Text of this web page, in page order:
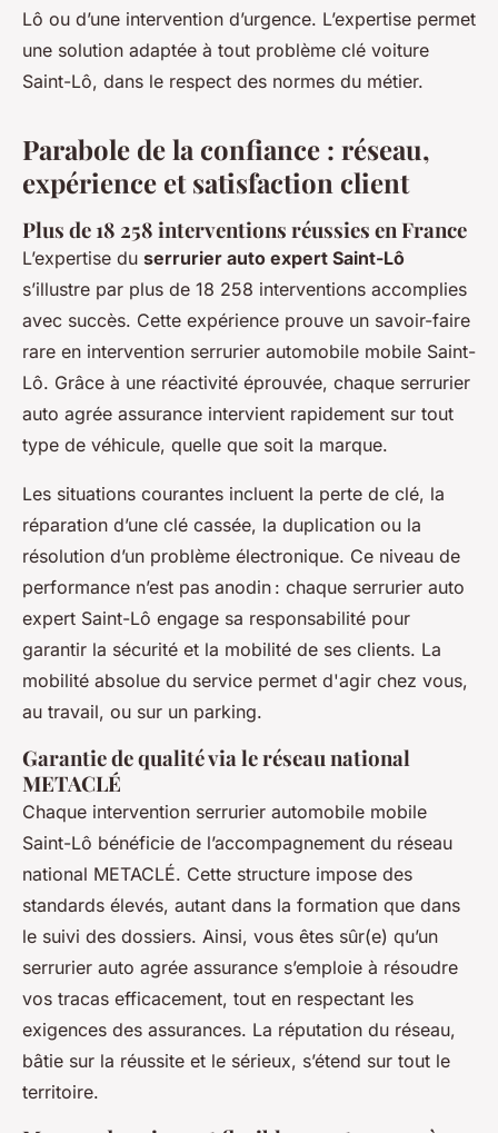
Lô ou d’une intervention d’urgence. L’expertise permet
une solution adaptée à tout problème clé voiture
Saint-Lô, dans le respect des normes du métier.
Parabole de la confiance : réseau,
expérience et satisfaction client
Plus de 18 258 interventions réussies en France
L’expertise du serrurier auto expert Saint-Lô
s’illustre par plus de 18 258 interventions accomplies
avec succès. Cette expérience prouve un savoir-faire
rare en intervention serrurier automobile mobile Saint-
Lô. Grâce à une réactivité éprouvée, chaque serrurier
auto agrée assurance intervient rapidement sur tout
type de véhicule, quelle que soit la marque.
Les situations courantes incluent la perte de clé, la
réparation d’une clé cassée, la duplication ou la
résolution d’un problème électronique. Ce niveau de
performance n’est pas anodin : chaque serrurier auto
expert Saint-Lô engage sa responsabilité pour
garantir la sécurité et la mobilité de ses clients. La
mobilité absolue du service permet d'agir chez vous,
au travail, ou sur un parking.
Garantie de qualité via le réseau national
METACLÉ
Chaque intervention serrurier automobile mobile
Saint-Lô bénéficie de l’accompagnement du réseau
national METACLÉ. Cette structure impose des
standards élevés, autant dans la formation que dans
le suivi des dossiers. Ainsi, vous êtes sûr(e) qu’un
serrurier auto agrée assurance s’emploie à résoudre
vos tracas efficacement, tout en respectant les
exigences des assurances. La réputation du réseau,
bâtie sur la réussite et le sérieux, s’étend sur tout le
territoire.